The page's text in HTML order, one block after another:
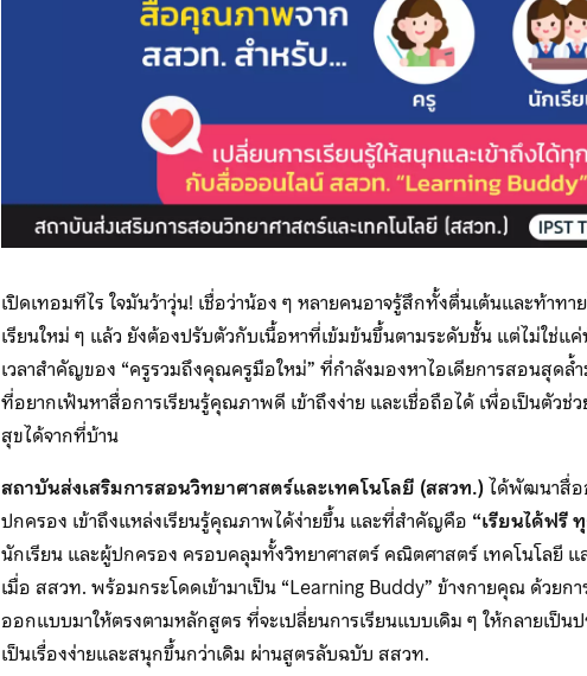
เปิดเทอมทีไร ใจมันว้าวุ่น! เชื่อว่าน้อง ๆ หลายคนอาจรู้สึกทั้งตื่นเต้นและท้าท
เรียนใหม่ ๆ แล้ว ยังต้องปรับตัวกับเนื้อหาที่เข้มข้นขึ้นตามระดับชั้น แต่ไม่ใช่แ
เวลาสำคัญของ “ครูรวมถึงคุณครูมือใหม่” ที่กำลังมองหาไอเดียการสอนสุดล้
ที่อยากเฟ้นหาสื่อการเรียนรู้คุณภาพดี เข้าถึงง่าย และเชื่อถือได้ เพื่อเป็นตัวช่
สุขได้จากที่บ้าน
สถาบันส่งเสริมการสอนวิทยาศาสตร์และเทคโนโลยี (สสวท.)ได้พัฒนาสื่อ
ปกครอง เข้าถึงแหล่งเรียนรู้คุณภาพได้ง่ายขึ้น และที่สำคัญคือ “เรียนได้ฟรี
นักเรียน และผู้ปกครอง ครอบคลุมทั้งวิทยาศาสตร์ คณิตศาสตร์ เทคโนโลยี แ
เมื่อ สสวท. พร้อมกระโดดเข้ามาเป็น “Learning Buddy” ข้างกายคุณ ด้ว
ออกแบบมาให้ตรงตามหลักสูตร ที่จะเปลี่ยนการเรียนแบบเดิม ๆ ให้กลายเป็
เป็นเรื่องง่ายและสนุกขึ้นกว่าเดิม ผ่านสูตรลับฉบับ สสวท.